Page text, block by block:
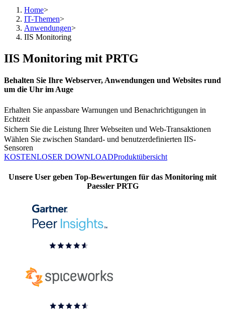
Home>
IT-Themen>
Anwendungen>
IIS Monitoring
IIS Monitoring mit PRTG
Behalten Sie Ihre Webserver, Anwendungen und Websites rund
um die Uhr im Auge
Erhalten Sie anpassbare Warnungen und Benachrichtigungen in
Echtzeit
Sichern Sie die Leistung Ihrer Webseiten und Web-Transaktionen
Wählen Sie zwischen Standard- und benutzerdefinierten IIS-
Sensoren
KOSTENLOSER DOWNLOADProduktübersicht
Unsere User geben Top-Bewertungen für das Monitoring mit
Paessler PRTG